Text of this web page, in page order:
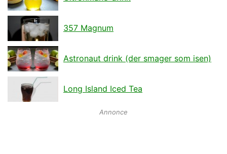
357 Magnum
Astronaut drink (der smager som isen)
Long Island Iced Tea
Annonce